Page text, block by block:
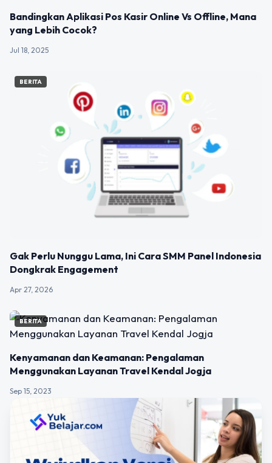
Bandingkan Aplikasi Pos Kasir Online Vs Offline, Mana
yang Lebih Cocok?
Jul 18, 2025
BERITA
Gak Perlu Nunggu Lama, Ini Cara SMM Panel Indonesia
Dongkrak Engagement
Apr 27, 2026
BERITA
Kenyamanan dan Keamanan: Pengalaman
Menggunakan Layanan Travel Kendal Jogja
Sep 15, 2023